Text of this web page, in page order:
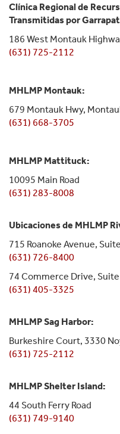
Clínica Regional de
Transmitidas por
186 West Montauk
(631) 725-2112
MHLMP Montauk:
679 Montauk Hwy,
(631) 668-3705
MHLMP Mattituck:
10095 Main Road
(631) 283-8008
Ubicaciones de MHLMP
715 Roanoke Avenue,
(631) 726-8400
74 Commerce Drive,
(631) 405-3325
MHLMP Sag Harbor:
Burkeshire Court, 3330
(631) 725-2112
MHLMP Shelter Island:
44 South Ferry Road
(631) 749-9140